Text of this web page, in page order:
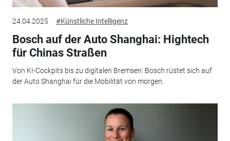
24.04.2025 #Künstliche Intelligenz
Bosch auf der Auto Shanghai: Hightech
für Chinas Straßen
Von KI-Cockpits bis zu digitalen Bremsen: Bosch rüstet sich auf
der Auto Shanghai für die Mobilität von morgen.